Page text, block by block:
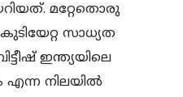
മറ്റേതൊരു
സാധ്യത
ഇന്ത്യയിലെ
എന്ന നിലയില്‍